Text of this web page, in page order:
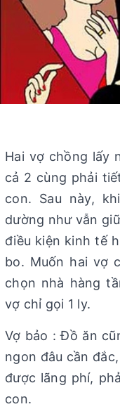
Hai vợ chồng lấy
cả 2 cùng phải
con. Sau này,
dường như vẫn
điều kiện kinh tế
bo. Muốn hai vợ
chọn nhà hàng
vợ chỉ gọi 1 ly.
Vợ bảo : Đồ ăn
ngon đâu cần
được lãng phí,
con.